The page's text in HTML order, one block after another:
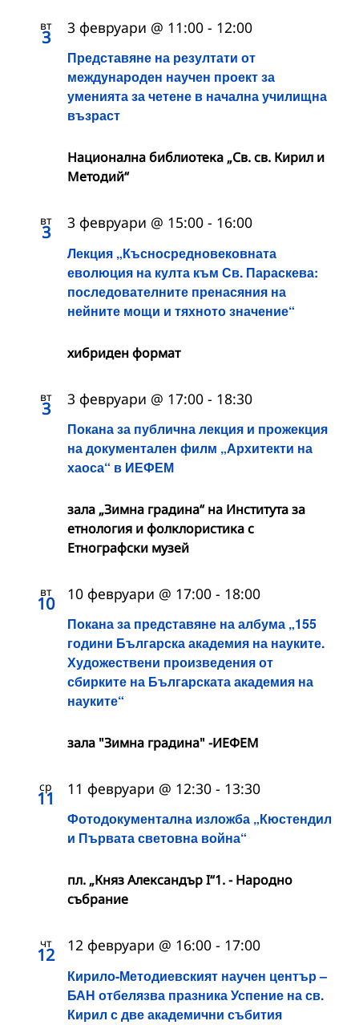
вт
3
Представяне на резултати от
международен научен проект за
уменията за четене в начална училищна
възраст
3 февруари @ 11:00 - 12:00
Национална библиотека „Св. св. Кирил и
Методий“
вт
3
Лекция „Късносредновековната
еволюция на култа към Св. Параскева:
последователните пренасяния на
нейните мощи и тяхното значение“
3 февруари @ 15:00 - 16:00
хибриден формат
вт
3
Покана за публична лекция и прожекция
на документален филм „Архитекти на
хаоса“ в ИЕФЕМ
3 февруари @ 17:00 - 18:30
зала „Зимна градина“ на Института за
етнология и фолклористика с
Етнографски музей
вт
10
Покана за представяне на албума „155
години Българска академия на науките.
Художествени произведения от
сбирките на Българската академия на
науките“
10 февруари @ 17:00 - 18:00
зала "Зимна градина" -ИЕФЕМ
ср
11
Фотодокументална изложба „Кюстендил
и Първата световна война“
11 февруари @ 12:30 - 13:30
пл. „Княз Александър I“1. - Народно
събрание
чт
12
Кирило-Методиевският научен център –
БАН отбелязва празника Успение на св.
Кирил с две академични събития
12 февруари @ 16:00 - 17:00